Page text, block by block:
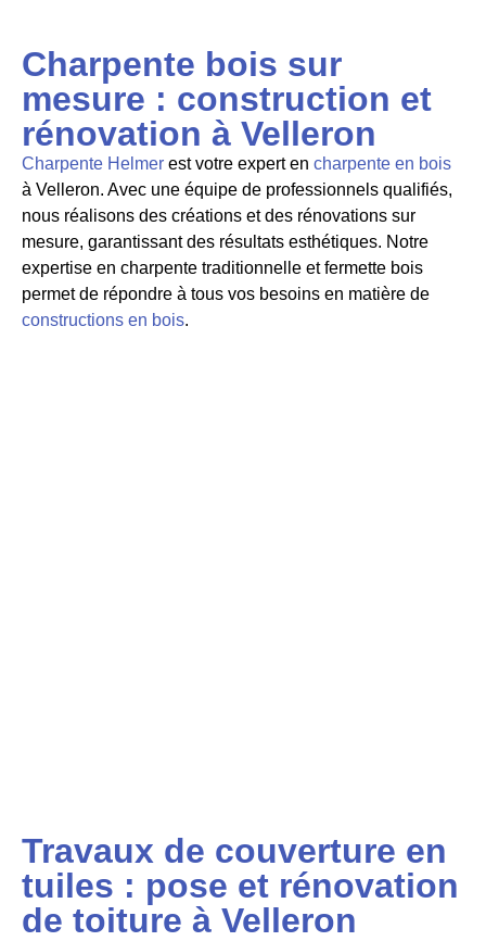
Charpente bois sur
mesure : construction et
rénovation à Velleron
Charpente Helmer est votre expert en charpente en bois
à Velleron. Avec une équipe de professionnels qualifiés,
nous réalisons des créations et des rénovations sur
mesure, garantissant des résultats esthétiques. Notre
expertise en charpente traditionnelle et fermette bois
permet de répondre à tous vos besoins en matière de
constructions en bois.
Travaux de couverture en
tuiles : pose et rénovation
de toiture à Velleron